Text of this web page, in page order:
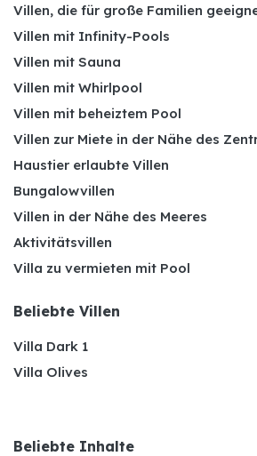
Villen, die für große Familien
Villen mit Infinity-Pools
Villen mit Sauna
Villen mit Whirlpool
Villen mit beheiztem Pool
Villen zur Miete in der Nähe des
Haustier erlaubte Villen
Bungalowvillen
Villen in der Nähe des Meeres
Aktivitätsvillen
Villa zu vermieten mit Pool
Beliebte Villen
Villa Dark 1
Villa Olives
Beliebte Inhalte